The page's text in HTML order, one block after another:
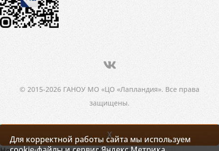
© 2015-2026 ГАНОУ МО «ЦО «Лапландия». Все права
защищены.
Для корректной работы сайта мы используем
X